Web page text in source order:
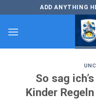
to
content
ADD ANYTHING
So sag
Kinder